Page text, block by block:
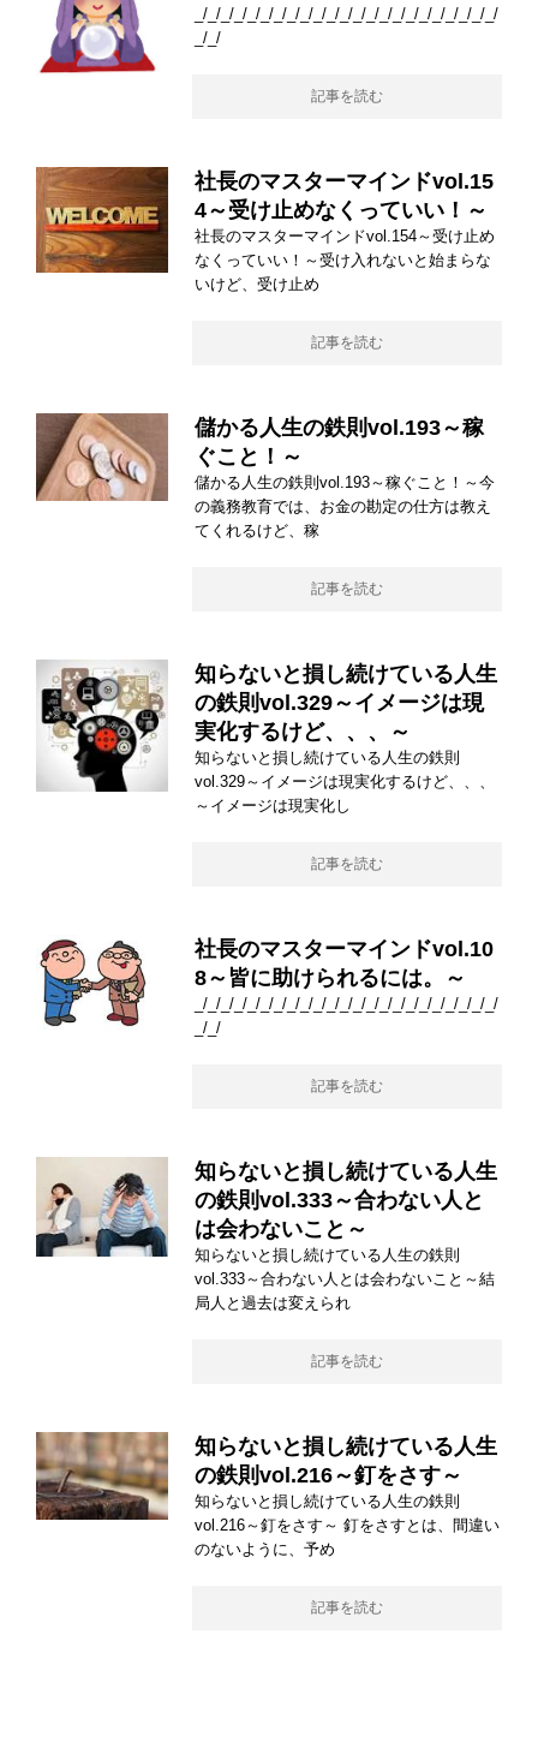
_/_/_/_/_/_/_/_/_/_/_/_/_/_/_/_/_/_/_/_/_/_/_/
_/_/
記事を読む
社長のマスターマインドvol.15
4～受け止めなくっていい！～
社長のマスターマインドvol.154～受け止め
なくっていい！～受け入れないと始まらな
いけど、受け止め
記事を読む
儲かる人生の鉄則vol.193～稼
ぐこと！～
儲かる人生の鉄則vol.193～稼ぐこと！～今
の義務教育では、お金の勘定の仕方は教え
てくれるけど、稼
記事を読む
知らないと損し続けている人生
の鉄則vol.329～イメージは現
実化するけど、、、～
知らないと損し続けている人生の鉄則
vol.329～イメージは現実化するけど、、、
～イメージは現実化し
記事を読む
社長のマスターマインドvol.10
8～皆に助けられるには。～
_/_/_/_/_/_/_/_/_/_/_/_/_/_/_/_/_/_/_/_/_/_/_/
_/_/
記事を読む
知らないと損し続けている人生
の鉄則vol.333～合わない人と
は会わないこと～
知らないと損し続けている人生の鉄則
vol.333～合わない人とは会わないこと～結
局人と過去は変えられ
記事を読む
知らないと損し続けている人生
の鉄則vol.216～釘をさす～
知らないと損し続けている人生の鉄則
vol.216～釘をさす～ 釘をさすとは、間違い
のないように、予め
記事を読む